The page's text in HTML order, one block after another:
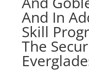
And In
Skill
The